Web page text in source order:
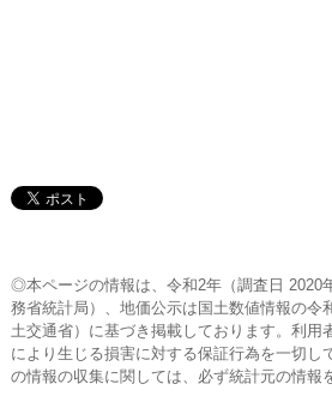
◎本ページの情報は、令和2年（調査日 2020
務省統計局）、地価公示は国土数値情報の令
土交通省）に基づき掲載しております。利用
により生じる損害に対する保証行為を一切し
の情報の収集に関しては、必ず統計元の情報